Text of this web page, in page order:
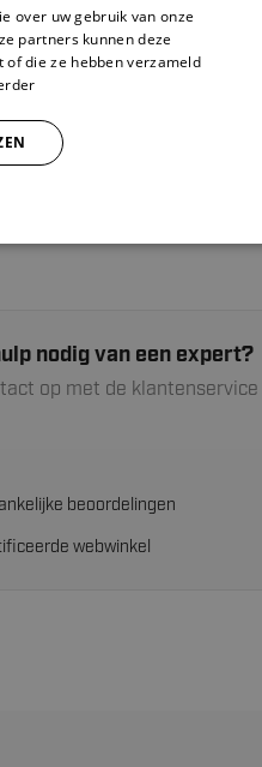
PRODUCTEN
Fles - Bidon - 800ml
Auf Lager
nodig van een expert?
op met de klantenservice
beoordelingen
webwinkel
over uw gebruik van onze
partners kunnen deze
die ze hebben verzameld